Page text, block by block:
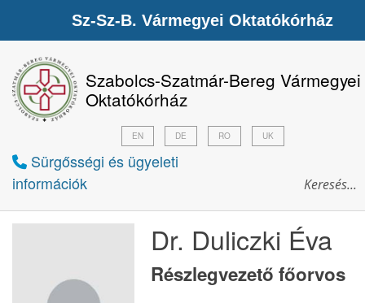
Szabolcs-Szatmár-Bereg Vármegyei
Oktatókórház
Sürgősségi és ügyeleti
információk
EN DE RO UK
Dr. Duliczki Éva
Részlegvezető főorvos
Sz-Sz-B. Vármegyei Oktatókórház